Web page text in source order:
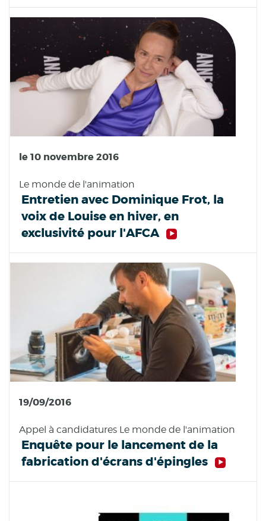
le 10 novembre 2016
Le monde de l'animation
Entretien avec Dominique Frot, la
voix de Louise en hiver, en
exclusivité pour l'AFCA
19/09/2016
Appel à candidatures Le monde de l'animation
Enquête pour le lancement de la
fabrication d'écrans d'épingles